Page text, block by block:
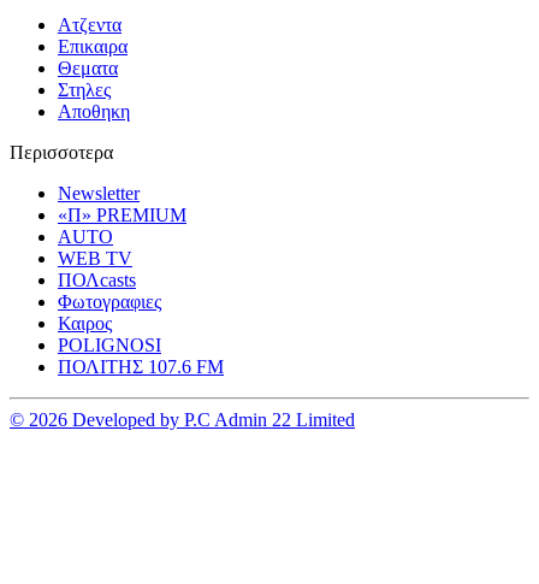
Ατζεντα
Επικαιρα
Θεματα
Στηλες
Αποθηκη
Περισσοτερα
Newsletter
«Π» PREMIUM
AUTO
WEB TV
ΠΟΛcasts
Φωτογραφιες
Καιρος
POLIGNOSI
ΠΟΛΙΤΗΣ 107.6 FM
© 2026 Developed by P.C Admin 22 Limited